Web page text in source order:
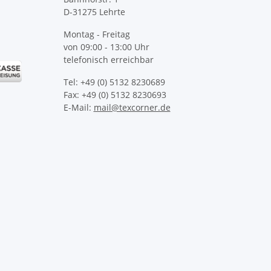
D-31275 Lehrte
Montag - Freitag
von 09:00 - 13:00 Uhr
telefonisch erreichbar
Tel: +49 (0) 5132 8230689
Fax: +49 (0) 5132 8230693
E-Mail: mail@texcorner.de